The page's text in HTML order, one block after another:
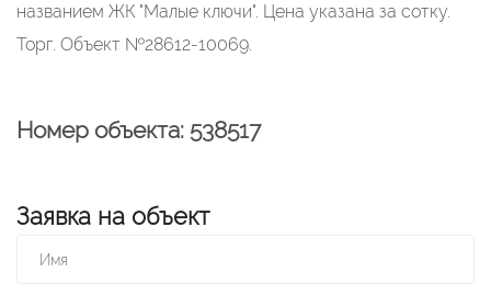
названием ЖК "Малые ключи". Цена указана за сотку.
Торг. Объект №28612-10069.
Номер объекта: 538517
Заявка на объект